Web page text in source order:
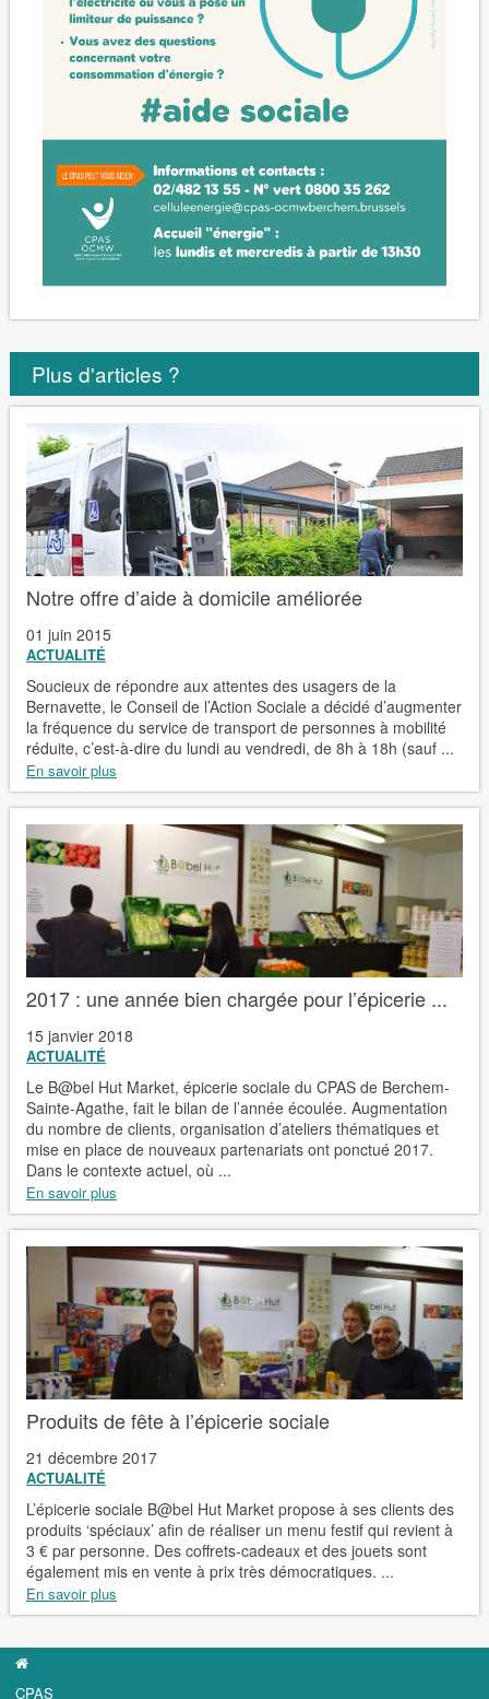
Plus d'articles ?
Notre offre d’aide à domicile améliorée
01 juin 2015
ACTUALITÉ
Soucieux de répondre aux attentes des usagers de la
Bernavette, le Conseil de l’Action Sociale a décidé d’augmenter
la fréquence du service de transport de personnes à mobilité
réduite, c’est-à-dire du lundi au vendredi, de 8h à 18h (sauf ...
En savoir plus
2017 : une année bien chargée pour l’épicerie ...
15 janvier 2018
ACTUALITÉ
Le B@bel Hut Market, épicerie sociale du CPAS de Berchem-
Sainte-Agathe, fait le bilan de l’année écoulée. Augmentation
du nombre de clients, organisation d’ateliers thématiques et
mise en place de nouveaux partenariats ont ponctué 2017.
Dans le contexte actuel, où ...
En savoir plus
Produits de fête à l’épicerie sociale
21 décembre 2017
ACTUALITÉ
L’épicerie sociale B@bel Hut Market propose à ses clients des
produits ‘spéciaux’ afin de réaliser un menu festif qui revient à
3 € par personne. Des coffrets-cadeaux et des jouets sont
également mis en vente à prix très démocratiques. ...
En savoir plus
CPAS